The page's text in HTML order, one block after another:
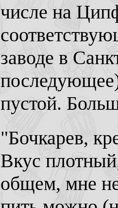
числе на
заводе в
пустой.
"Бочкарев,
Вкус
общем, мне